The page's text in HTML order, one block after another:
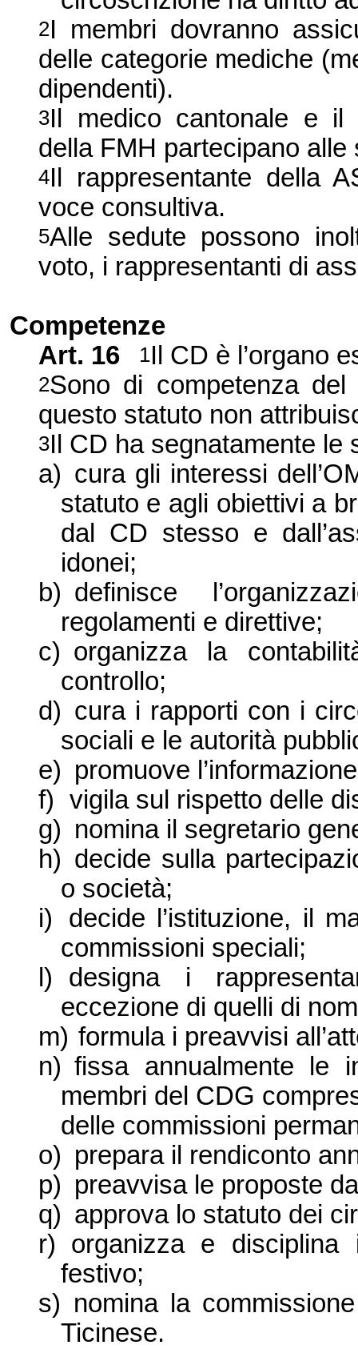
2I membri dovranno
delle categorie mediche
dipendenti).
3Il medico cantonale e il
della FMH partecipano
4Il rappresentante della
voce consultiva.
5Alle sedute possono
voto, i rappresentanti di
Competenze
Art. 16
1Il CD è l’organo
2Sono di competenza
questo statuto non
3Il CD ha segnatamente le
a) cura gli interessi
statuto e agli obiettivi a
dal CD stesso e
idonei;
b) definisce
regolamenti e direttive;
c) organizza la
controllo;
d) cura i rapporti con i
sociali e le autorità
e) promuove
f) vigila sul rispetto delle
g) nomina il segretario
h) decide sulla
o società;
i)
decide l’istituzione, il
commissioni speciali;
l)
designa i
eccezione di quelli di
m) formula i preavvisi
n) fissa annualmente le
membri del CDG
delle commissioni
o) prepara il rendiconto
p) preavvisa le proposte
q) approva lo statuto dei
r)
organizza e
festivo;
s) nomina la
Ticinese.